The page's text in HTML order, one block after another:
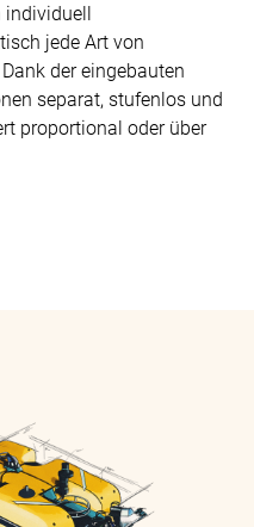
individuell
jede Art von
der eingebauten
separat, stufenlos und
proportional oder über